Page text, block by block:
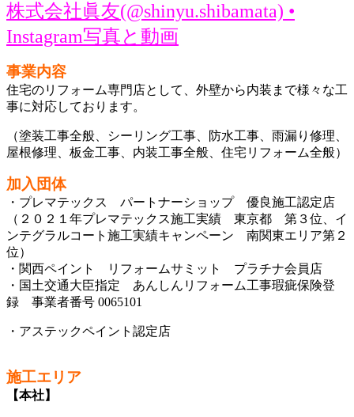
株式会社眞友(@shinyu.shibamata) •
Instagram写真と動画
事業内容
住宅のリフォーム専門店として、外壁から内装まで様々な工
事に対応しております。
（塗装工事全般、シーリング工事、防水工事、雨漏り修理、
屋根修理、板金工事、内装工事全般、住宅リフォーム全般）
加入団体
・プレマテックス パートナーショップ 優良施工認定店
（２０２１年プレマテックス施工実績 東京都 第３位、イ
ンテグラルコート施工実績キャンペーン 南関東エリア第２
位）
・関西ペイント リフォームサミット プラチナ会員店
・国土交通大臣指定 あんしんリフォーム工事瑕疵保険登
録 事業者番号 0065101
・アステックペイント認定店
施工エリア
【本社】